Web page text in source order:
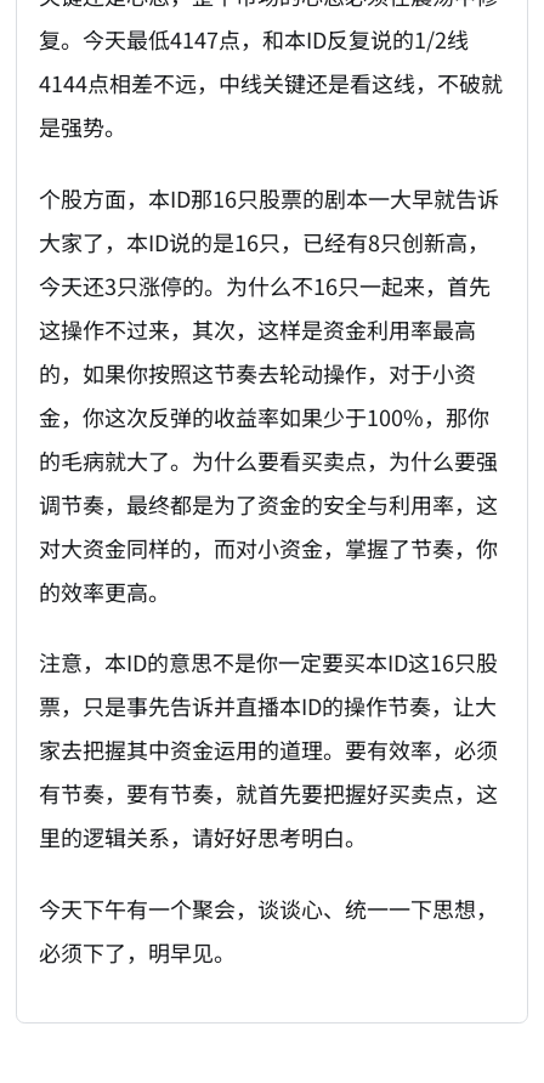
复。今天最低4147点，和本ID反复说的1/2线
4144点相差不远，中线关键还是看这线，不破就
是强势。
个股方面，本ID那16只股票的剧本一大早就告诉
大家了，本ID说的是16只，已经有8只创新高，
今天还3只涨停的。为什么不16只一起来，首先
这操作不过来，其次，这样是资金利用率最高
的，如果你按照这节奏去轮动操作，对于小资
金，你这次反弹的收益率如果少于100%，那你
的毛病就大了。为什么要看买卖点，为什么要强
调节奏，最终都是为了资金的安全与利用率，这
对大资金同样的，而对小资金，掌握了节奏，你
的效率更高。
注意，本ID的意思不是你一定要买本ID这16只股
票，只是事先告诉并直播本ID的操作节奏，让大
家去把握其中资金运用的道理。要有效率，必须
有节奏，要有节奏，就首先要把握好买卖点，这
里的逻辑关系，请好好思考明白。
今天下午有一个聚会，谈谈心、统一一下思想，
必须下了，明早见。